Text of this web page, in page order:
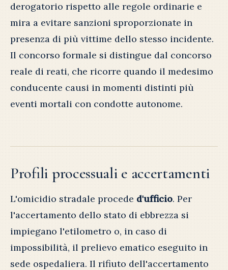
derogatorio rispetto alle regole ordinarie e
mira a evitare sanzioni sproporzionate in
presenza di più vittime dello stesso incidente.
Il concorso formale si distingue dal concorso
reale di reati, che ricorre quando il medesimo
conducente causi in momenti distinti più
eventi mortali con condotte autonome.
Profili processuali e accertamenti
L'omicidio stradale procede d'ufficio. Per
l'accertamento dello stato di ebbrezza si
impiegano l'etilometro o, in caso di
impossibilità, il prelievo ematico eseguito in
sede ospedaliera. Il rifiuto dell'accertamento